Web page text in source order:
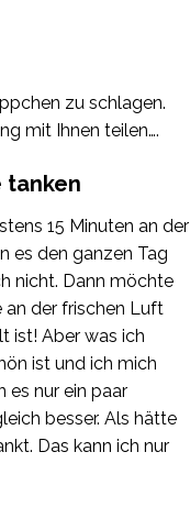
zu schlagen.
mit Ihnen teilen….
tanken
15 Minuten an der
es den ganzen Tag
nicht. Dann möchte
an der frischen Luft
ist! Aber was ich
ist und ich mich
es nur ein paar
besser. Als hätte
Das kann ich nur